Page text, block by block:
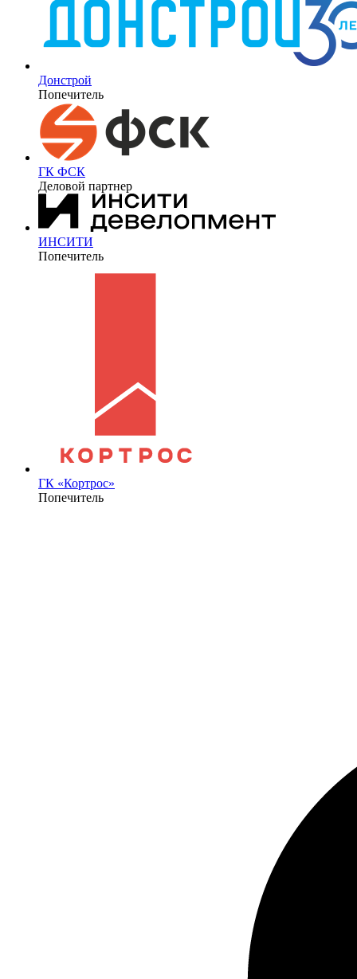
Донстрой
Попечитель
ГК ФСК
Деловой партнер
ИНСИТИ
Попечитель
ГК «Кортрос»
Попечитель